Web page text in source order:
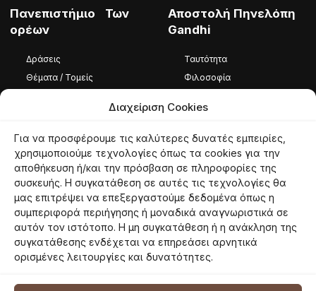
Διαχείριση Cookies
Για να προσφέρουμε τις καλύτερες δυνατές εμπειρίες,
χρησιμοποιούμε τεχνολογίες όπως τα cookies για την
αποθήκευση ή/και την πρόσβαση σε πληροφορίες της
συσκευής. Η συγκατάθεση σε αυτές τις τεχνολογίες θα
μας επιτρέψει να επεξεργαστούμε δεδομένα όπως η
συμπεριφορά περιήγησης ή μοναδικά αναγνωριστικά σε
αυτόν τον ιστότοπο. Η μη συγκατάθεση ή η ανάκληση της
συγκατάθεσης ενδέχεται να επηρεάσει αρνητικά
ορισμένες λειτουργίες και δυνατότητες.
Πανεπιστήμιο Των
ορέων
Δράσεις
Θέματα / Τομείς
Αποστολή Πηνελόπη
Gandhi
Ταυτότητα
Φιλοσοφία
Ταυτότητα
Φιλοσοφία
Εθελοντές
© 2026 panoreon.gr | Πανεπιστήμιο Των Ορέων |
Netmechanics
Όροι ΧρήσηςΠολιτική ΑπορρήτουΠολιτική Cookies